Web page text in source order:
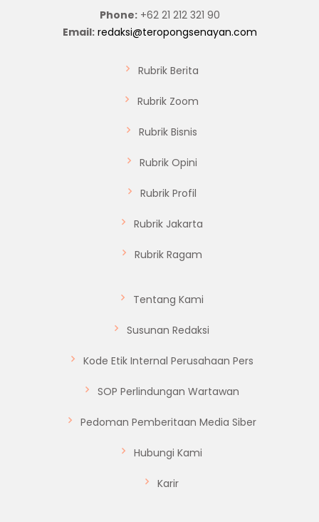
Phone:+62 21 212 321 90
Email: redaksi@teropongsenayan.com
Rubrik Berita
Rubrik Zoom
Rubrik Bisnis
Rubrik Opini
Rubrik Profil
Rubrik Jakarta
Rubrik Ragam
Tentang Kami
Susunan Redaksi
Kode Etik Internal Perusahaan Pers
SOP Perlindungan Wartawan
Pedoman Pemberitaan Media Siber
Hubungi Kami
Karir